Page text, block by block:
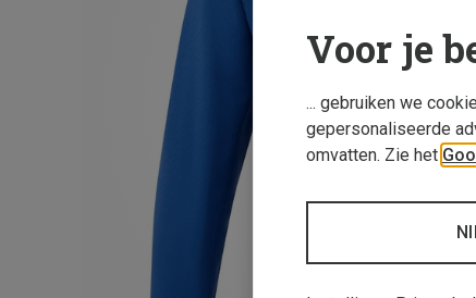
Voor je
... gebruiken we
gepersonaliseerde
omvatten. Zie het